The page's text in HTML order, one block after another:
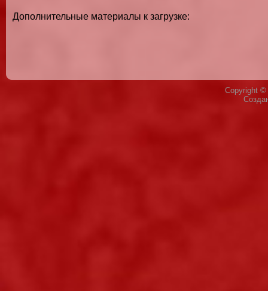
Дополнительные материалы к загрузке:
Copyright